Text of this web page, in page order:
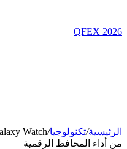
QFEX 2026
الرئيسية/تكنولوجيا/
من أداء المحافظ الرقمية